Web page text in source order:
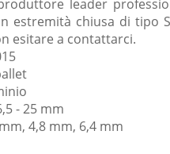
leader
estremità chiusa di tipo
esitare a contattarci.
- 25 mm
4,8 mm, 6,4 mm